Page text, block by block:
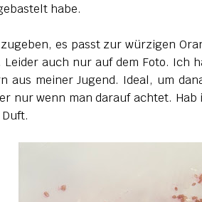
habe.
es passt zur würzigen
auch nur auf dem Foto. Ich
aus meiner Jugend. Ideal, um
nur wenn man darauf achtet.